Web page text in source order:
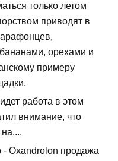
только летом
приводят в
орехами и
примеру
работа в этом
внимание, что
- Oxandrolon продажа